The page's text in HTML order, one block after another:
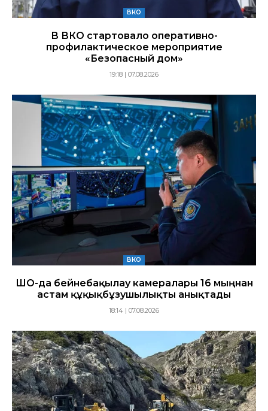
ВКО
В ВКО стартовало оперативно-
профилактическое мероприятие
«Безопасный дом»
19:18 | 07.08.2026
ВКО
ШҚО-да бейнебақылау камералары 16 мыңнан
астам құқықбұзушылықты анықтады
18:14 | 07.08.2026